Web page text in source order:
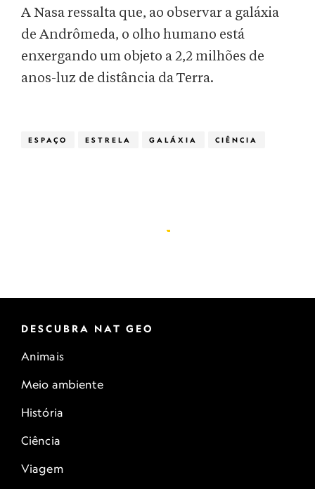
A Nasa ressalta que, ao observar a galáxia
de Andrômeda, o olho humano está
enxergando um objeto a 2,2 milhões de
anos-luz de distância da Terra.
ESPAÇO ESTRELA GALÁXIA CIÊNCIA
DESCUBRA NAT GEO
Animais
Meio ambiente
História
Ciência
Viagem